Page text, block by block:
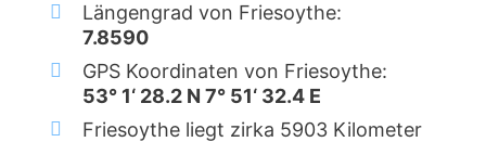
Längengrad von Friesoythe:
7.8590
GPS Koordinaten von Friesoythe:
53° 1‘ 28.2 N 7° 51‘ 32.4 E
Friesoythe liegt zirka 5903 Kilometer